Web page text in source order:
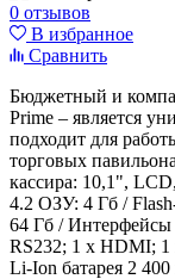
0 отзывов
В избранное
Сравнить
Бюджетный и
Prime – является
подходит для
торговых
кассира: 10,1",
4.2 ОЗУ: 4 Гб /
64 Гб / Интерфейсы
RS232; 1 х HDMI;
Li-Ion батарея 2